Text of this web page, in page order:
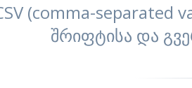
(comma-separated
შრიფტისა და